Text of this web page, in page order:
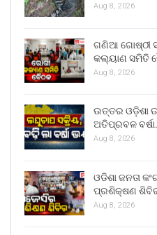
Aug 8, 2026
ଗଣିଆ ଗୋଷ୍ଠୀ
କଲ୍ୟାଣ ସମିତି
Aug 8, 2026
ଉତ୍ତର ଓଡ଼ିଶା
ଅତିପ୍ରବଳ
Aug 8, 2026
ଓଡିଶା ଜନତା
ପ୍ରଶିକ୍ଷଣ
Aug 8, 2026